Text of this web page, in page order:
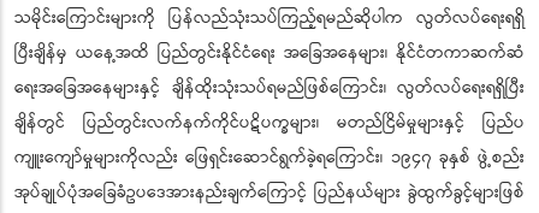
သမိုင်းကြောင်းများကို ပြန်လည်သုံးသပ်ကြည့်ရမည်ဆိုပါက လွတ်လပ်ရေးရရှိ
ပြီးချိန်မှ ယနေ့အထိ ပြည်တွင်းနိုင်ငံရေး အခြေအနေများ၊ နိုင်ငံတကာဆက်ဆံ
ရေးအခြေအနေများနှင့် ချိန်ထိုးသုံးသပ်ရမည်ဖြစ်ကြောင်း၊ လွတ်လပ်ရေးရရှိပြီး
ချိန်တွင် ပြည်တွင်းလက်နက်ကိုင်ပဋိပက္ခများ၊ မတည်ငြိမ်မှုများနှင့် ပြည်ပ
ကျူးကျော်မှုများကိုလည်း ဖြေရှင်းဆောင်ရွက်ခဲ့ရကြောင်း၊ ၁၉၄၇ ခုနှစ် ဖွဲ့စည်း
အုပ်ချုပ်ပုံအခြေခံဥပဒေအားနည်းချက်ကြောင့် ပြည်နယ်များ ခွဲထွက်ခွင့်များဖြစ်